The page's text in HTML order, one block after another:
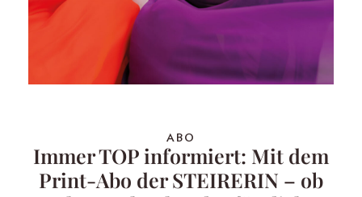
ABO
Immer TOP informiert: Mit dem
Print-Abo der STEIRERIN – ob